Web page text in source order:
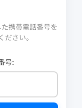
携帯電話番号を
さい。
号: